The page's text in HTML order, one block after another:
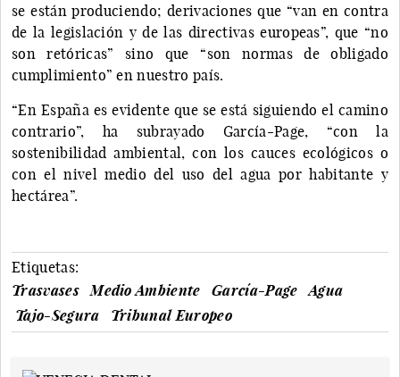
se están produciendo; derivaciones que “van en contra
de la legislación y de las directivas europeas”, que “no
son retóricas” sino que “son normas de obligado
cumplimiento” en nuestro país.
“En España es evidente que se está siguiendo el camino
contrario”, ha subrayado García-Page, “con la
sostenibilidad ambiental, con los cauces ecológicos o
con el nivel medio del uso del agua por habitante y
hectárea”.
Etiquetas:
Trasvases
Medio Ambiente García-Page
Agua
Tajo-Segura
Tribunal Europeo